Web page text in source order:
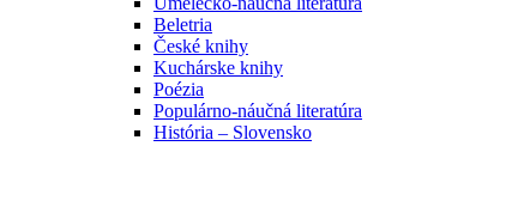
Beletria
České knihy
Kuchárske knihy
Poézia
Populárno-náučná literatúra
História – Slovensko